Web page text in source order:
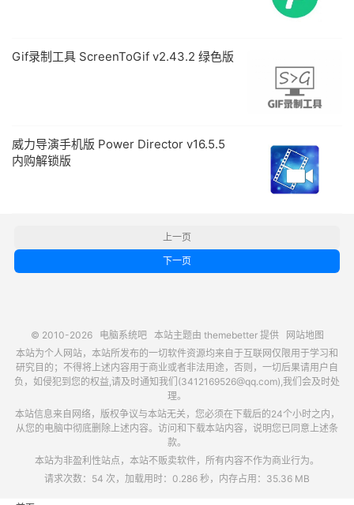
Gif录制工具 ScreenToGif v2.43.2 绿色版
威力导演手机版 Power Director v16.5.5
内购解锁版
上一页
下一页
© 2010-2026 电脑系统吧本站主题由 themebetter提供
网站地图
本站为个人网站，本站所发布的一切软件资源均来自于互联网仅限用于学习和
研究目的；不得将上述内容用于商业或者非法用途，否则，一切后果请用户自
负，如侵犯到您的权益,请及时通知我们(3412169526@qq.com),我们会及时处
理。
本站信息来自网络，版权争议与本站无关，您必须在下载后的24个小时之内，
从您的电脑中彻底删除上述内容。访问和下载本站内容，说明您已同意上述条
款。
本站为非盈利性站点，本站不贩卖软件，所有内容不作为商业行为。
请求次数：54 次，加载用时：0.286 秒，内存占用：35.36 MB